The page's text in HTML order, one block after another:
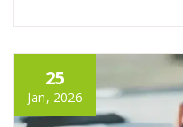
25
Jan, 2026